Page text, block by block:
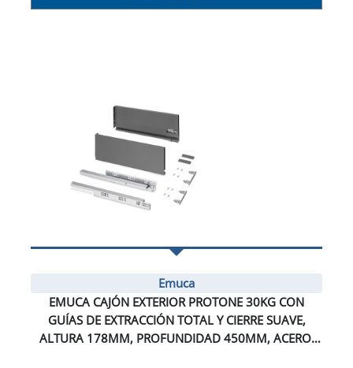
Emuca
EMUCA CAJÓN EXTERIOR PROTONE 30KG CON
GUÍAS DE EXTRACCIÓN TOTAL Y CIERRE SUAVE,
ALTURA 178MM, PROFUNDIDAD 450MM, ACERO,